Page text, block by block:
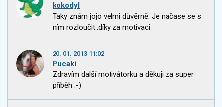
kokodyl
Taky znám jojo velmi důvěrně. Je načase se s
ním rozloučit..díky za motivaci.
20. 01. 2013 11:02
Pucaki
Zdravím další motivátorku a děkuji za super
příběh :-)